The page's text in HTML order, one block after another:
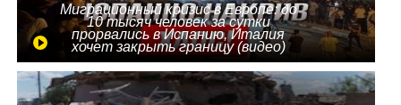
Миграционный кризис в Европе: до
10 тысяч человек за сутки
прорвались в Испанию, Италия
хочет закрыть границу (видео)